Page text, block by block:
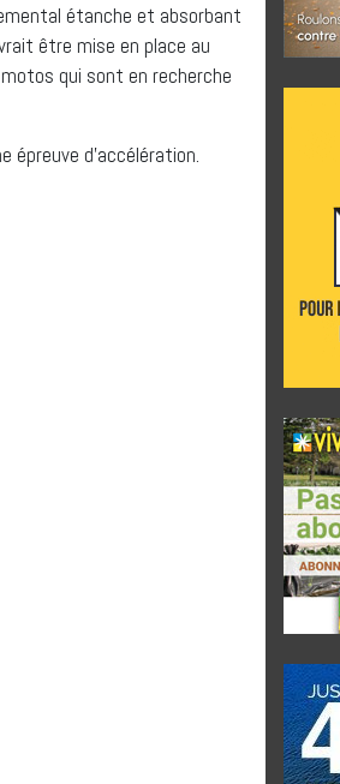
étanche et absorbant
être mise en place au
qui sont en recherche
épreuve d’accélération.